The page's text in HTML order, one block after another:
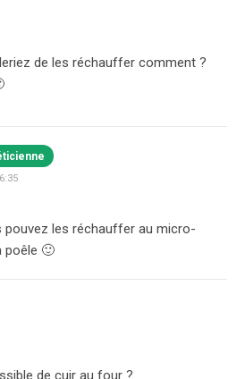
de les réchauffer comment ?
pouvez les réchauffer au micro-
poêle 🙂
de cuir au four ?